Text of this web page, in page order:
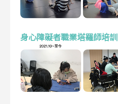
身心障礙者職業塔羅師培訓